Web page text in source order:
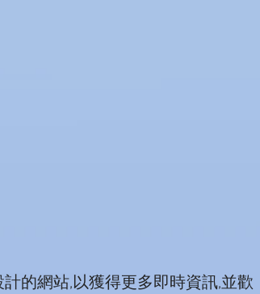
的網站,以獲得更多即時資訊,並歡